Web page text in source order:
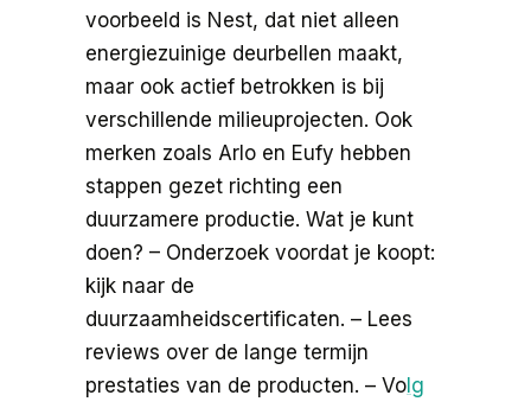
voorbeeld is Nest, dat niet alleen
energiezuinige deurbellen maakt,
maar ook actief betrokken is bij
verschillende milieuprojecten. Ook
merken zoals Arlo en Eufy hebben
stappen gezet richting een
duurzamere productie. Wat je kunt
doen? – Onderzoek voordat je koopt:
kijk naar de
duurzaamheidscertificaten. – Lees
reviews over de lange termijn
prestaties van de producten. – Volg